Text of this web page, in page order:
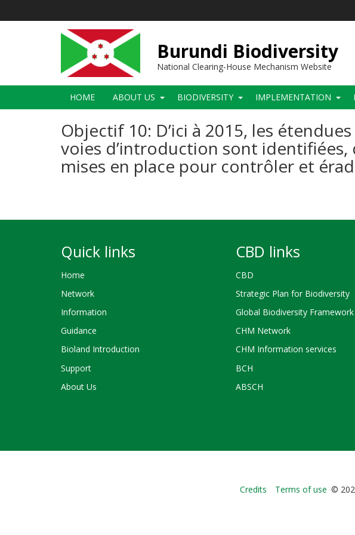
Burundi Biodiversity
National Clearing-House Mechanism Website
Main
navigation
HOME ABOUT US BIODIVERSITY IMPLEMENTATION
Objectif 10: D’ici à 2015, les
voies d’introduction sont
mises en place pour contrôler et
Quick links
Home
Network
Information
Guidance
Bioland Introduction
Support
About Us
CBD links
CBD
Strategic Plan for Biodiversity
Global Biodiversity Framework
CHM Network
CHM Information services
BCH
ABSCH
Credits Terms of use ©